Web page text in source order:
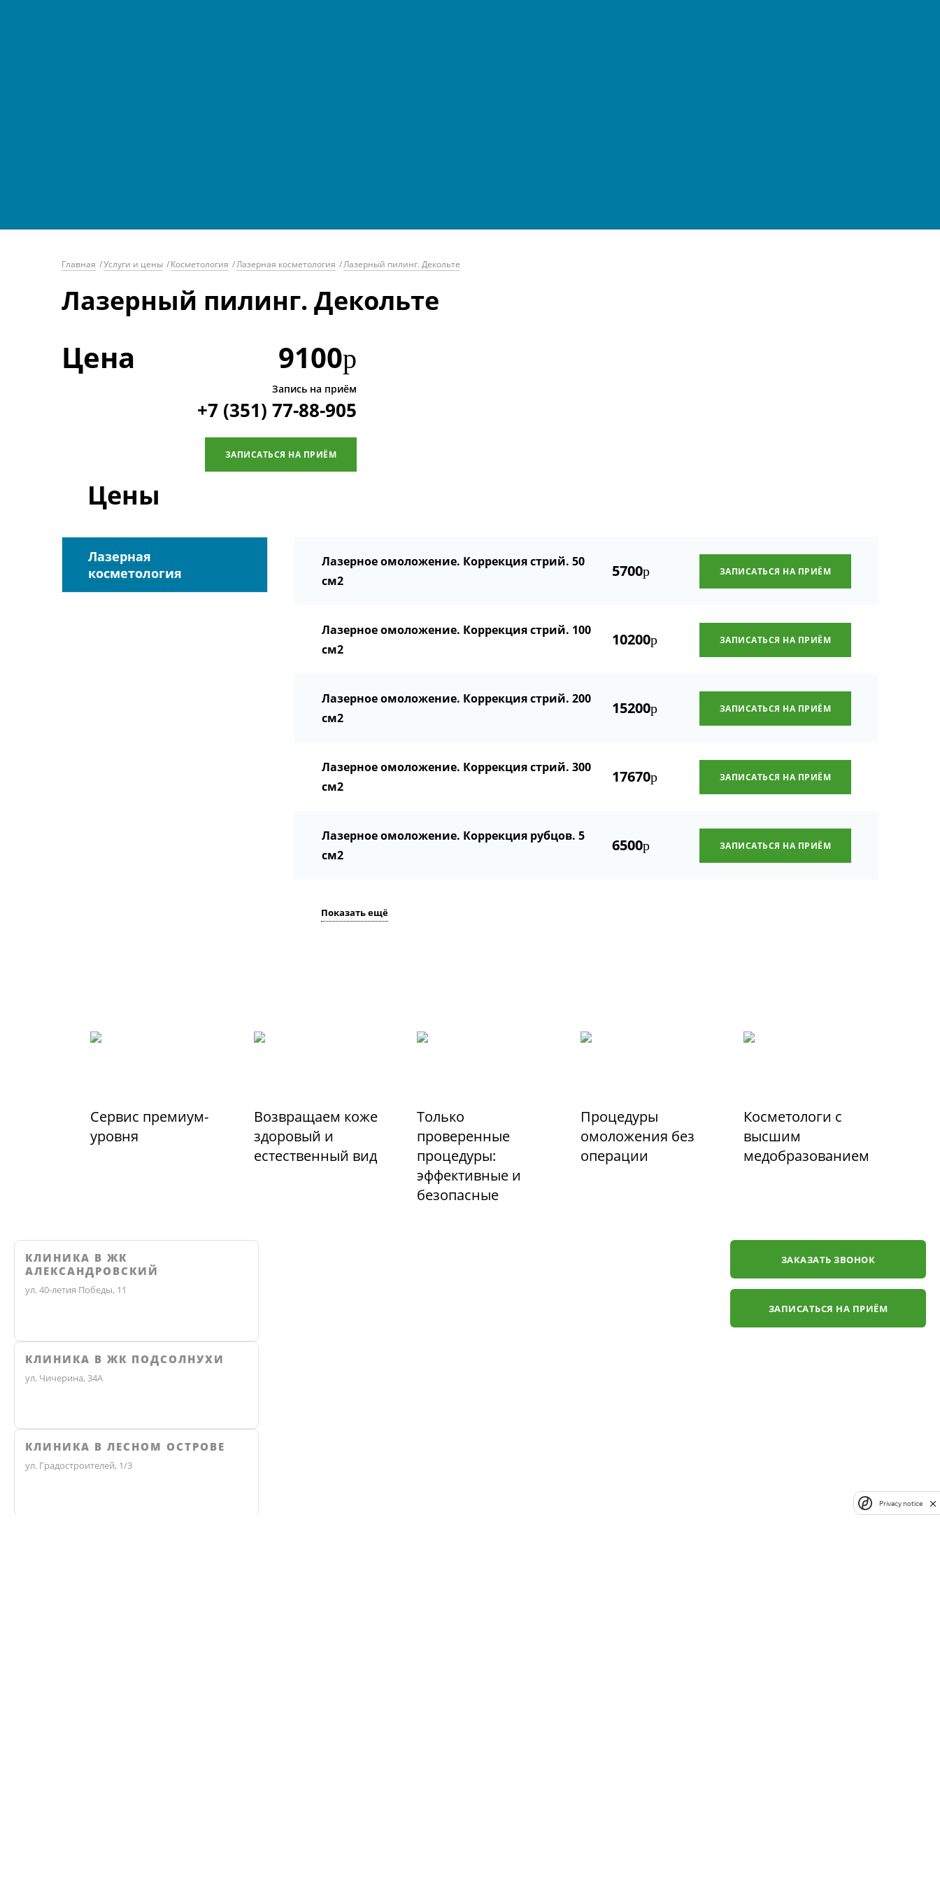
Главная /Услуги и цены /Косметология /Лазерная косметология /Лазерный пилинг. Декольте
Лазерный пилинг. Декольте
Цена 9100р
Запись на приём
+7 (351) 77-88-905
ЗАПИСАТЬСЯ НА ПРИЁМ
Цены
Лазерная
косметология
Лазерное омоложение. Коррекция стрий. 50
см2
5700р ЗАПИСАТЬСЯ НА ПРИЁМ
Лазерное омоложение. Коррекция стрий. 100
см2
10200р ЗАПИСАТЬСЯ НА ПРИЁМ
Лазерное омоложение. Коррекция стрий. 200
см2
15200р ЗАПИСАТЬСЯ НА ПРИЁМ
Лазерное омоложение. Коррекция стрий. 300
см2
17670р ЗАПИСАТЬСЯ НА ПРИЁМ
Лазерное омоложение. Коррекция рубцов. 5
см2
6500р ЗАПИСАТЬСЯ НА ПРИЁМ
Показать ещё
Сервис премиум-
уровня
Возвращаем коже
здоровый и
естественный вид
Только
проверенные
процедуры:
эффективные и
безопасные
Процедуры
омоложения без
операции
Косметологи с
высшим
медобразованием
ЗАКАЗАТЬ ЗВОНОК
КЛИНИКА В ЖК
АЛЕКСАНДРОВСКИЙ
ул. 40-летия Победы, 11
КЛИНИКА В ЖК ПОДСОЛНУХИ
ул. Чичерина, 34А
КЛИНИКА В ЛЕСНОМ ОСТРОВЕ
ул. Градостроителей, 1/3
ЗАПИСАТЬСЯ НА ПРИЁМ
Privacy notice